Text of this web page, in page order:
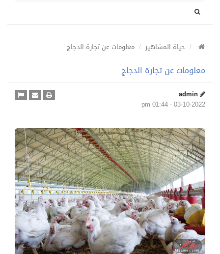
حياة المشاهير معلومات عن تجارة الدجاج
معلومات عن تجارة الدجاج
admin
03-10-2022 - 01:44 pm